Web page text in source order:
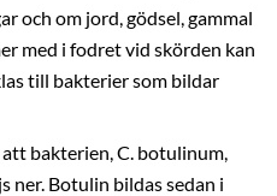
och om jord, gödsel, gammal
med i fodret vid skörden kan
till bakterier som bildar
bakterien, C. botulinum,
ner. Botulin bildas sedan i